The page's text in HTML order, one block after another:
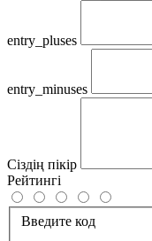
entry_pluses
entry_minuses
Сіздің пікір
Рейтингі
Введите код